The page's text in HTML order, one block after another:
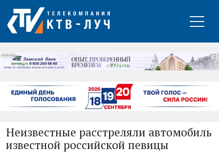
РЕКЛАМА
Неизвестные расстреляли автомобиль
известной российской певицы